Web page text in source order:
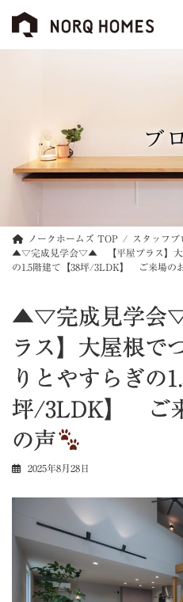
ブ
ノークホームズ TOP スタッフブ
▲▽完成見学会▽▲ 【平屋プラス】大
の1.5階建て【38坪/3LDK】 ご来場の
▲▽完成見学
ラス】大屋根で
りとやすらぎの
坪/3LDK】 ご
の声
2025年8月28日